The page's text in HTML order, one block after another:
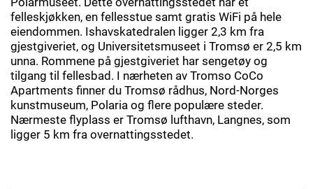
felleskjøkken, en fellesstue samt gratis WiFi på hele
eiendommen. Ishavskatedralen ligger 2,3 km fra
gjestgiveriet, og Universitetsmuseet i Tromsø er 2,5 km
unna. Rommene på gjestgiveriet har sengetøy og
tilgang til fellesbad. I nærheten av Tromso CoCo
Apartments finner du Tromsø rådhus, Nord-Norges
kunstmuseum, Polaria og flere populære steder.
Nærmeste flyplass er Tromsø lufthavn, Langnes, som
ligger 5 km fra overnattingsstedet.